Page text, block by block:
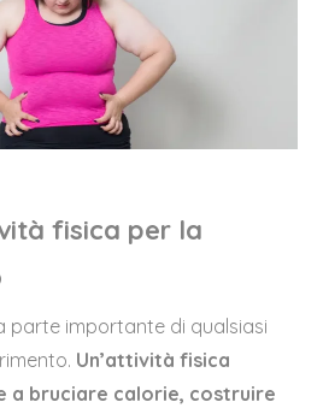
fisica per la
parte importante di qualsiasi
Un’attività fisica
a bruciare calorie, costruire